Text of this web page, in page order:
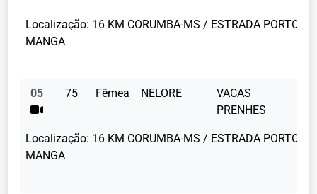
Localização: 16 KM CORUMBA-MS / ESTRADA PORTO
MANGA
05 75 Fêmea NELORE
VACAS
PRENHES
Localização: 16 KM CORUMBA-MS / ESTRADA PORTO
MANGA